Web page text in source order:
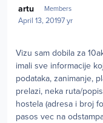
artu Members
April 13, 20197 yr
Vizu sam dobila za
imali sve informacije
podataka, zanimanje,
prelazi, neka ruta/
hostela (adresa i broj
pasos vec na